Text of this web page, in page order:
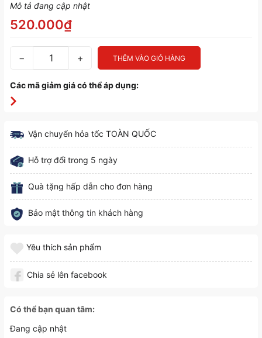
Mô tả đang cập nhật
520.000₫
− + THÊM VÀO GIỎ HÀNG
Các mã giảm giá có thể áp dụng:
Vận chuyển hỏa tốc TOÀN QUỐC
Hỗ trợ đổi trong 5 ngày
Quà tặng hấp dẫn cho đơn hàng
Bảo mật thông tin khách hàng
Yêu thích sản phẩm
Chia sẻ lên facebook
Có thể bạn quan tâm:
Đang cập nhật